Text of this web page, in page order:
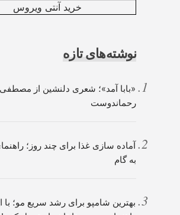
خرید آنتی ویروس
نوشته‌های تازه
«بابا آمد»؛ شعری دلنشین از مصطفی
رحماندوست
آماده سازی غذا برای چند روز؛
به گام
بهترین شامپو برای رشد سریع مو؛ با